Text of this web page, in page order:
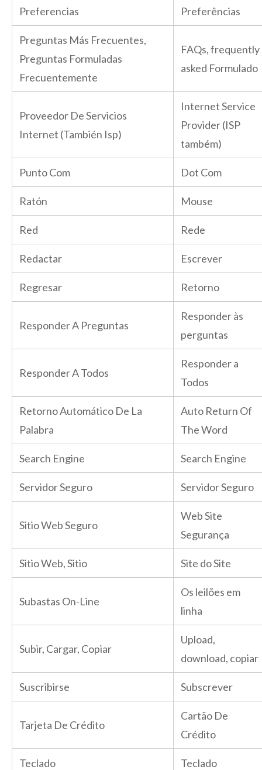
Preferencias Preferências
Preguntas Más Frecuentes,
Preguntas Formuladas
Frecuentemente
FAQs, frequently
asked Formulado
Proveedor De Servicios
Internet (También Isp)
Internet Service
Provider (ISP
também)
Punto Com Dot Com
Ratón Mouse
Red Rede
Redactar Escrever
Regresar Retorno
Responder A Preguntas
Responder às
perguntas
Responder A Todos
Responder a
Todos
Retorno Automático De La
Palabra
Auto Return Of
The Word
Search Engine Search Engine
Servidor Seguro Servidor Seguro
Sitio Web Seguro
Web Site
Segurança
Sitio Web, Sitio Site do Site
Subastas On-Line
Os leilões em
linha
Subir, Cargar, Copiar
Upload,
download, copiar
Suscribirse Subscrever
Tarjeta De Crédito
Cartão De
Crédito
Teclado Teclado